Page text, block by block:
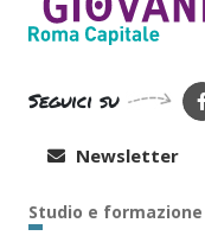
Seguici su
Newsletter
Studio e formazione